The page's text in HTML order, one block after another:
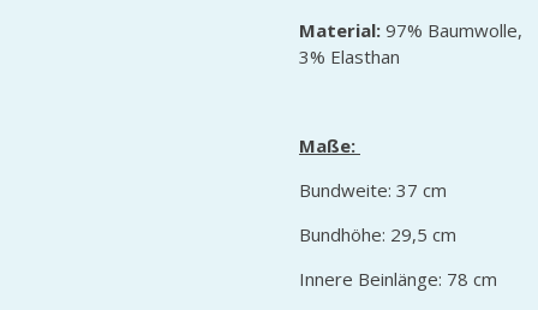
Material: 97% Baumwolle,
3% Elasthan
Maße:
Bundweite: 37 cm
Bundhöhe: 29,5 cm
Innere Beinlänge: 78 cm